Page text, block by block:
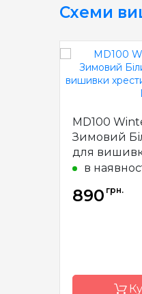
Схеми
MD100
Зимовий
для
папері
в
890 грн.